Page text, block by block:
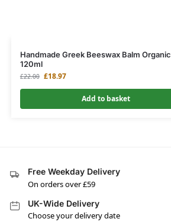
Handmade Greek Beeswax Balm Organic
120ml
£22.00 £18.97
Add to basket
Free Weekday Delivery
On orders over £59
UK-Wide Delivery
Choose your delivery date